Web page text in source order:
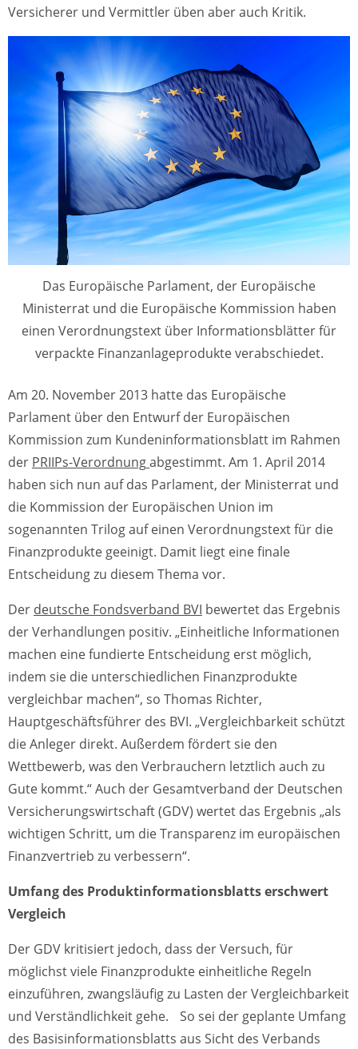
Versicherer und Vermittler üben aber auch Kritik.
Das Europäische Parlament, der Europäische
Ministerrat und die Europäische Kommission haben
einen Verordnungstext über Informationsblätter für
verpackte Finanzanlageprodukte verabschiedet.
Am 20. November 2013 hatte das Europäische
Parlament über den Entwurf der Europäischen
Kommission zum Kundeninformationsblatt im Rahmen
der PRIIPs-Verordnungabgestimmt. Am 1. April 2014
haben sich nun auf das Parlament, der Ministerrat und
die Kommission der Europäischen Union im
sogenannten Trilog auf einen Verordnungstext für die
Finanzprodukte geeinigt. Damit liegt eine finale
Entscheidung zu diesem Thema vor.
Der deutsche Fondsverband BVI bewertet das Ergebnis
der Verhandlungen positiv. „Einheitliche Informationen
machen eine fundierte Entscheidung erst möglich,
indem sie die unterschiedlichen Finanzprodukte
vergleichbar machen“, so Thomas Richter,
Hauptgeschäftsführer des BVI. „Vergleichbarkeit schützt
die Anleger direkt. Außerdem fördert sie den
Wettbewerb, was den Verbrauchern letztlich auch zu
Gute kommt.“ Auch der Gesamtverband der Deutschen
Versicherungswirtschaft (GDV) wertet das Ergebnis „als
wichtigen Schritt, um die Transparenz im europäischen
Finanzvertrieb zu verbessern“.
Umfang des Produktinformationsblatts erschwert
Vergleich
Der GDV kritisiert jedoch, dass der Versuch, für
möglichst viele Finanzprodukte einheitliche Regeln
einzuführen, zwangsläufig zu Lasten der Vergleichbarkeit
und Verständlichkeit gehe. So sei der geplante Umfang
des Basisinformationsblatts aus Sicht des Verbands